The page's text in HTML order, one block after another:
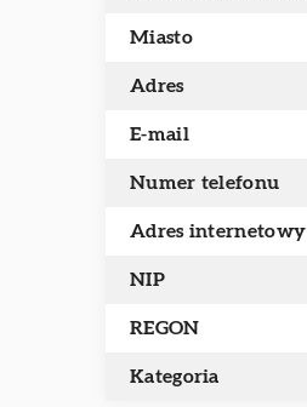
Miasto
Adres
E-mail
Numer telefonu
Adres internetowy
NIP
REGON
Kategoria